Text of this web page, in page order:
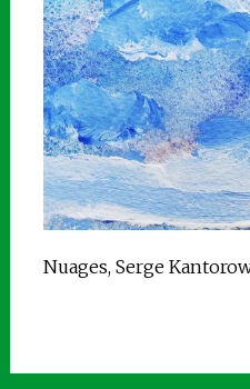
Nuages, Serge